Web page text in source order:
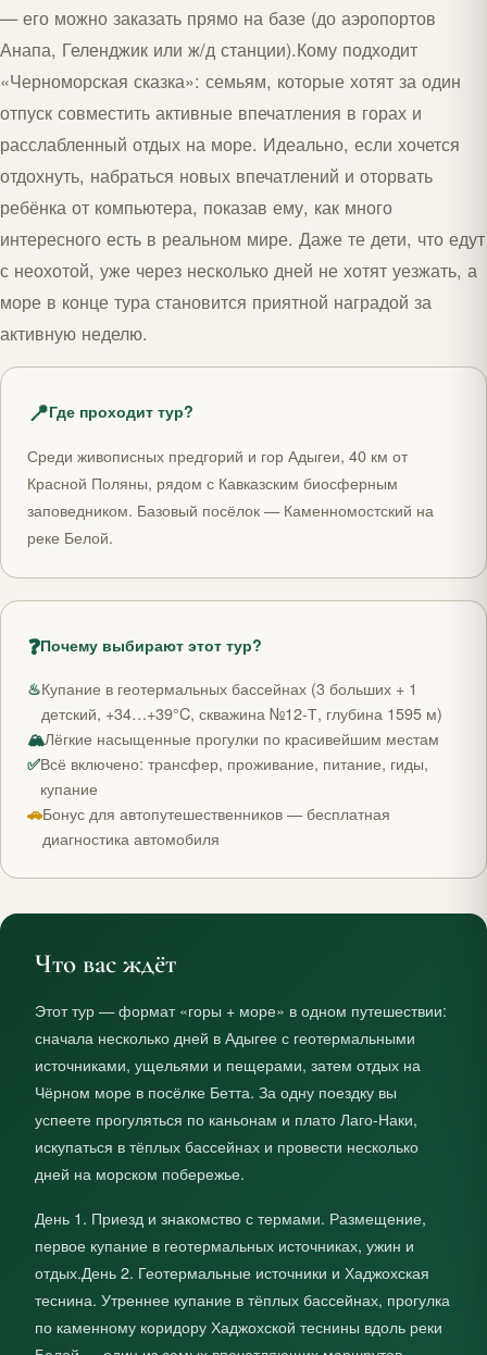
— его можно заказать прямо на базе (до аэропортов
Анапа, Геленджик или ж/д станции).Кому подходит
«Черноморская сказка»: семьям, которые хотят за один
отпуск совместить активные впечатления в горах и
расслабленный отдых на море. Идеально, если хочется
отдохнуть, набраться новых впечатлений и оторвать
ребёнка от компьютера, показав ему, как много
интересного есть в реальном мире. Даже те дети, что едут
с неохотой, уже через несколько дней не хотят уезжать, а
море в конце тура становится приятной наградой за
активную неделю.
📍Где проходит тур?
Среди живописных предгорий и гор Адыгеи, 40 км от
Красной Поляны, рядом с Кавказским биосферным
заповедником. Базовый посёлок — Каменномостский на
реке Белой.
❓Почему выбирают этот тур?
♨Купание в геотермальных бассейнах (3 больших + 1
детский, +34…+39°C, скважина №12-Т, глубина 1595 м)
🏔Лёгкие насыщенные прогулки по красивейшим местам
✅Всё включено: трансфер, проживание, питание, гиды,
купание
🚗Бонус для автопутешественников — бесплатная
диагностика автомобиля
Что вас ждёт
Этот тур — формат «горы + море» в одном путешествии:
сначала несколько дней в Адыгее с геотермальными
источниками, ущельями и пещерами, затем отдых на
Чёрном море в посёлке Бетта. За одну поездку вы
успеете прогуляться по каньонам и плато Лаго‑Наки,
искупаться в тёплых бассейнах и провести несколько
дней на морском побережье.
День 1. Приезд и знакомство с термами. Размещение,
первое купание в геотермальных источниках, ужин и
отдых.День 2. Геотермальные источники и Хаджохская
теснина. Утреннее купание в тёплых бассейнах, прогулка
по каменному коридору Хаджохской теснины вдоль реки